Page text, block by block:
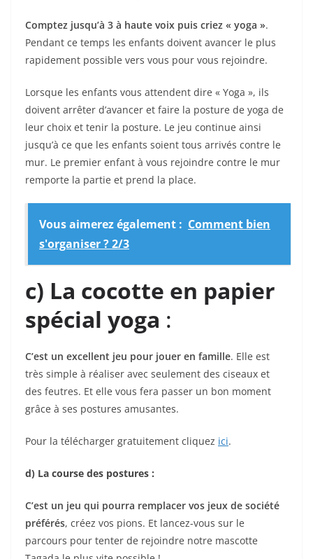
Comptez jusqu’à 3 à haute voix puis criez « yoga ».
Pendant ce temps les enfants doivent avancer le plus
rapidement possible vers vous pour vous rejoindre.
Lorsque les enfants vous attendent dire « Yoga », ils
doivent arrêter d’avancer et faire la posture de yoga de
leur choix et tenir la posture. Le jeu continue ainsi
jusqu’à ce que les enfants soient tous arrivés contre le
mur. Le premier enfant à vous rejoindre contre le mur
remporte la partie et prend la place.
Vous aimerez également : Comment bien
s'organiser ? 2/3
c) La cocotte en papier
spécial yoga :
C’est un excellent jeu pour jouer en famille. Elle est
très simple à réaliser avec seulement des ciseaux et
des feutres. Et elle vous fera passer un bon moment
grâce à ses postures amusantes.
Pour la télécharger gratuitement cliquez ici.
d) La course des postures :
C’est un jeu qui pourra remplacer vos jeux de société
préférés, créez vos pions. Et lancez-vous sur le
parcours pour tenter de rejoindre notre mascotte